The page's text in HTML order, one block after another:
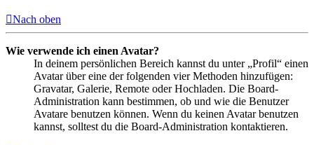
Nach oben
Wie verwende ich einen Avatar?
In deinem persönlichen Bereich kannst du unter „Profil“ einen
Avatar über eine der folgenden vier Methoden hinzufügen:
Gravatar, Galerie, Remote oder Hochladen. Die Board-
Administration kann bestimmen, ob und wie die Benutzer
Avatare benutzen können. Wenn du keinen Avatar benutzen
kannst, solltest du die Board-Administration kontaktieren.